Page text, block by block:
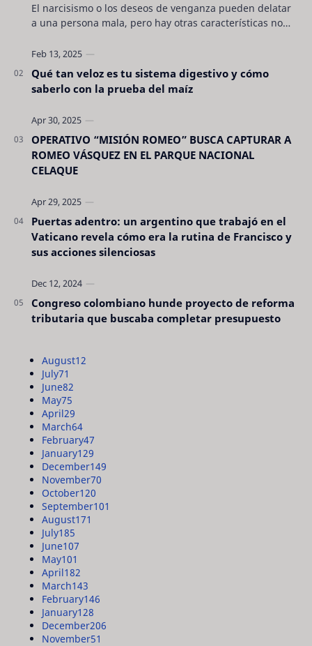
El narcisismo o los deseos de venganza pueden delatar
a una persona mala, pero hay otras características no
Qué tan veloz es tu sistema digestivo y cómo
saberlo con la prueba del maíz
OPERATIVO “MISIÓN ROMEO” BUSCA CAPTURAR A
ROMEO VÁSQUEZ EN EL PARQUE NACIONAL
CELAQUE
Puertas adentro: un argentino que trabajó en el
Vaticano revela cómo era la rutina de Francisco y
sus acciones silenciosas
Congreso colombiano hunde proyecto de reforma
tributaria que buscaba completar presupuesto
August12
July71
June82
May75
April29
March64
February47
January129
December149
November70
October120
September101
August171
July185
June107
May101
April182
March143
February146
January128
December206
November51